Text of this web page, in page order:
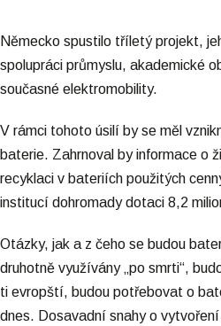
Německo spustilo tříletý projekt,
spolupráci průmyslu, akademické
současné elektromobility.
V rámci tohoto úsilí by se měl
baterie. Zahrnoval by informace o
recyklaci v bateriích použitých
institucí dohromady dotaci 8,2
Otázky, jak a z čeho se budou
druhotně využívány „po smrti“,
ti evropští, budou potřebovat o
dnes. Dosavadní snahy o